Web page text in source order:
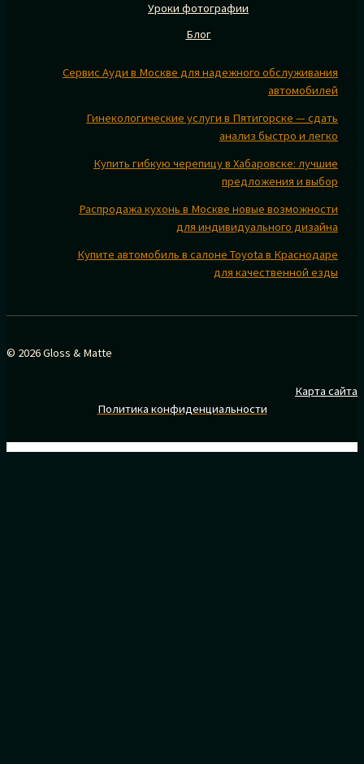
Уроки фотографии
Блог
Сервис Ауди в Москве для надежного обслуживания
автомобилей
Гинекологические услуги в Пятигорске — сдать
анализ быстро и легко
Купить гибкую черепицу в Хабаровске: лучшие
предложения и выбор
Распродажа кухонь в Москве новые возможности
для индивидуального дизайна
Купите автомобиль в салоне Toyota в Краснодаре
для качественной езды
© 2026 Gloss & Matte
Карта сайта
Политика конфиденциальности